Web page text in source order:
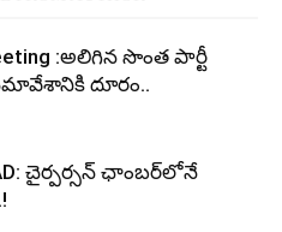
:అలిగిన సొంత పార్టీ
దూరం..
చైర్పర్సన్ ఛాంబర్‌లోనే